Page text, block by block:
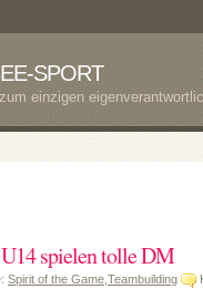
SPORT
einzigen
spielen tolle DM
Spirit of the Game Teambuilding